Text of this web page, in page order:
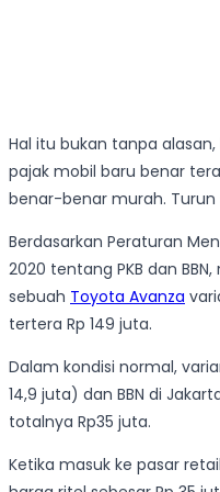
Hal itu bukan tanpa
pajak mobil baru benar
benar-benar murah. Turun
Berdasarkan Peraturan
2020 tentang PKB dan
sebuah Toyota Avanza
tertera Rp 149 juta.
Dalam kondisi normal,
14,9 juta) dan BBN di
totalnya Rp35 juta.
Ketika masuk ke pasar